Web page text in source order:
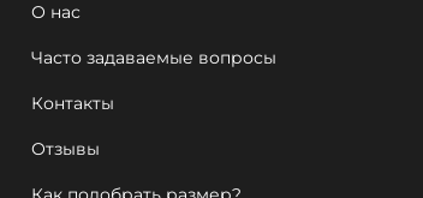
О нас
Часто задаваемые вопросы
Контакты
Отзывы